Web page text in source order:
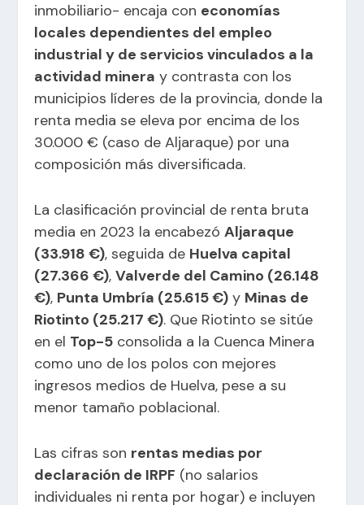
inmobiliario- encaja con economías
locales dependientes del empleo
industrial y de servicios vinculados a la
actividad minera y contrasta con los
municipios líderes de la provincia, donde la
renta media se eleva por encima de los
30.000 € (caso de Aljaraque) por una
composición más diversificada.
La clasificación provincial de renta bruta
media en 2023 la encabezóAljaraque
(33.918 €), seguida de Huelva capital
(27.366 €),Valverde del Camino (26.148
€), Punta Umbría (25.615 €) y Minas de
Riotinto (25.217 €). Que Riotinto se sitúe
en el Top-5 consolida a la Cuenca Minera
como uno de los polos con mejores
ingresos medios de Huelva, pese a su
menor tamaño poblacional.
Las cifras son rentas medias por
declaración de IRPF (no salarios
individuales ni renta por hogar) e incluyen